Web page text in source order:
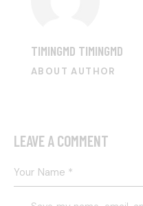
TIMINGMD TIMINGMD
ABOUT AUTHOR
LEAVE A COMMENT